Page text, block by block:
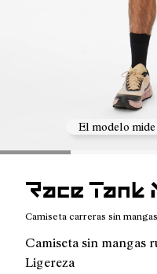
El modelo
Race Tank
Camiseta carreras sin
Camiseta sin mangas
Ligereza